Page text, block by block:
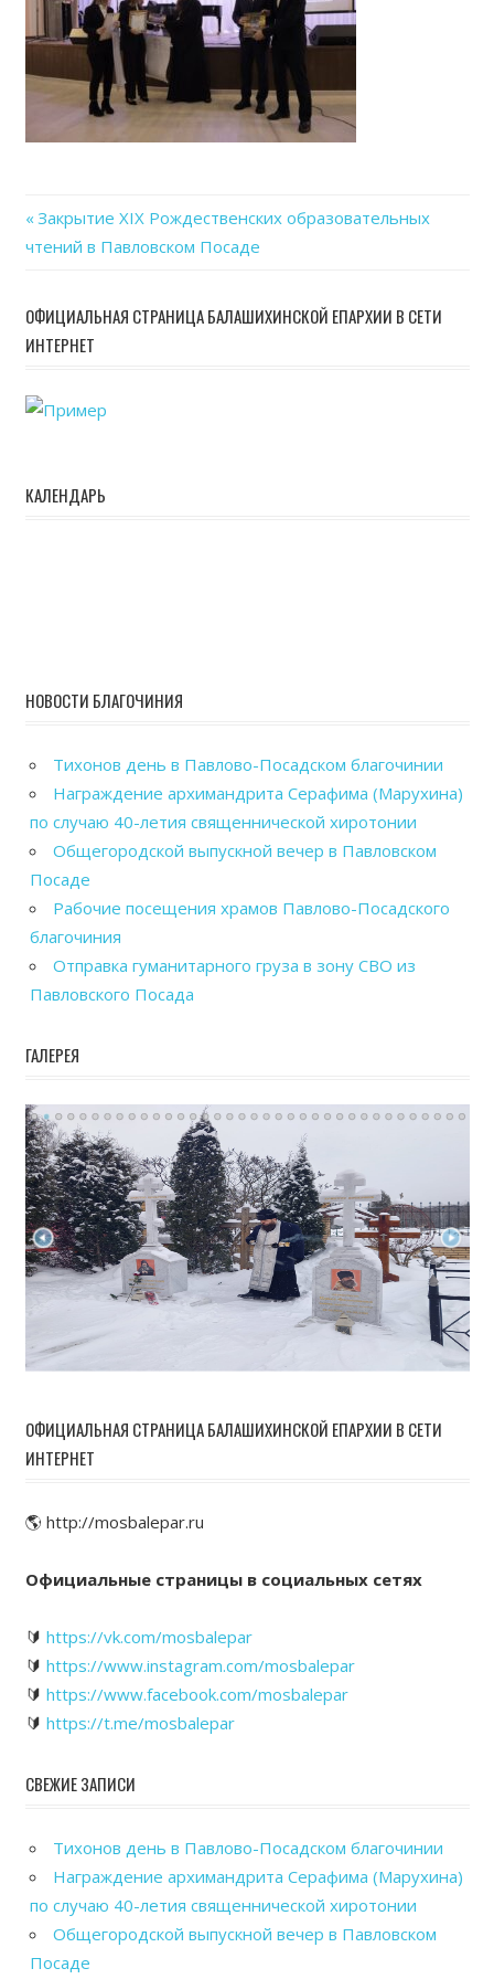
Навигация
записям
Previous
Post:
Закрытие XIX Рождественских образовательных
чтений в Павловском Посаде
ОФИЦИАЛЬНАЯ СТРАНИЦА БАЛАШИХИНСКОЙ ЕПАРХИИ В СЕТИ
ИНТЕРНЕТ
КАЛЕНДАРЬ
НОВОСТИ БЛАГОЧИНИЯ
Тихонов день в Павлово-Посадском благочинии
Награждение архимандрита Серафима (Марухина)
по случаю 40-летия священнической хиротонии
Общегородской выпускной вечер в Павловском
Посаде
Рабочие посещения храмов Павлово-Посадского
благочиния
Отправка гуманитарного груза в зону СВО из
Павловского Посада
ГАЛЕРЕЯ
ОФИЦИАЛЬНАЯ СТРАНИЦА БАЛАШИХИНСКОЙ ЕПАРХИИ В СЕТИ
ИНТЕРНЕТ
🌎 http://mosbalepar.ru
Официальные страницы в социальных сетях
🔰 https://vk.com/mosbalepar
🔰 https://www.instagram.com/mosbalepar
🔰 https://www.facebook.com/mosbalepar
🔰 https://t.me/mosbalepar
СВЕЖИЕ ЗАПИСИ
Тихонов день в Павлово-Посадском благочинии
Награждение архимандрита Серафима (Марухина)
по случаю 40-летия священнической хиротонии
Общегородской выпускной вечер в Павловском
Посаде